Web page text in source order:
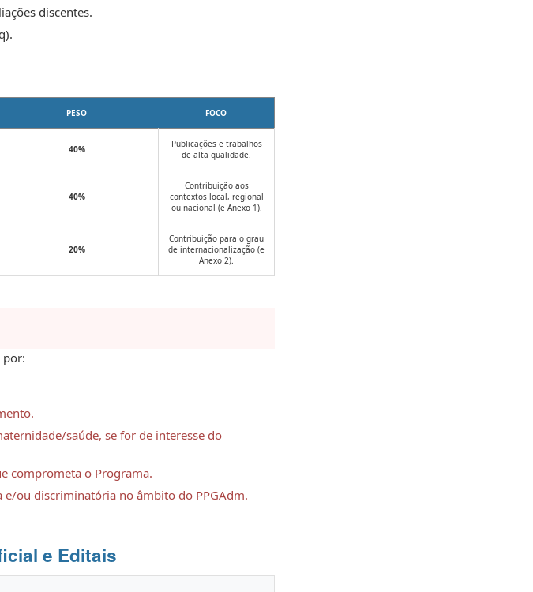
discentes.
PESO FOCO
40%
Publicações e trabalhos
de alta qualidade.
40%
Contribuição aos
contextos local, regional
ou nacional (e Anexo 1).
20%
Contribuição para o grau
de internacionalização (e
Anexo 2).
por:
saúde, se for de interesse do
comprometa o Programa.
ou discriminatória no âmbito do PPGAdm.
e Editais